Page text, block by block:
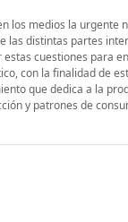
los medios la
distintas partes
cuestiones para
con la finalidad de
que dedica a la
y patrones de